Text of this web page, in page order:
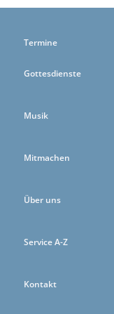
Termine
Gottesdienste
Musik
Mitmachen
Über uns
Service A-Z
Kontakt